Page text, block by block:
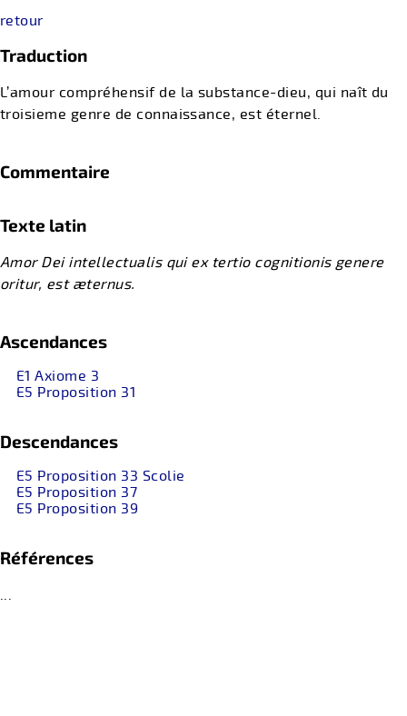
retour
Traduction
L’amour compréhensif de la substance-dieu, qui naît du
troisieme genre de connaissance, est éternel.
Commentaire
Texte latin
Amor Dei intellectualis qui ex tertio cognitionis genere
oritur, est æternus.
Ascendances
E1 Axiome 3
E5 Proposition 31
Descendances
E5 Proposition 33 Scolie
E5 Proposition 37
E5 Proposition 39
Références